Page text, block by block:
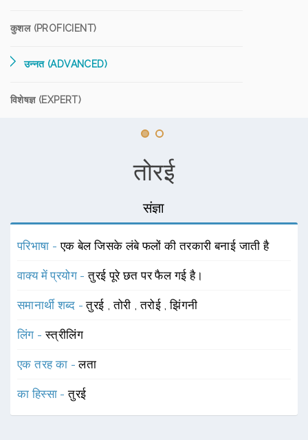
कुशल (PROFICIENT)
उन्नत (ADVANCED)
विशेषज्ञ (EXPERT)
तोरई
संज्ञा
परिभाषा -एक बेल जिसके लंबे फलों की तरकारी बनाई जाती है
वाक्य में प्रयोग -तुरई पूरे छत पर फैल गई है।
समानार्थी शब्द -तुरई ,तोरी ,तरोई ,झिंगनी
लिंग -स्त्रीलिंग
एक तरह का -लता
का हिस्सा -तुरई